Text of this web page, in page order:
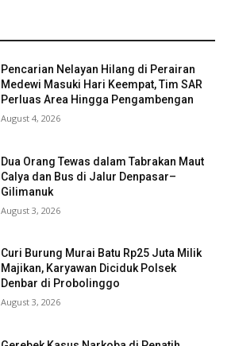
Pencarian Nelayan Hilang di Perairan
Medewi Masuki Hari Keempat, Tim SAR
Perluas Area Hingga Pengambengan
August 4, 2026
Dua Orang Tewas dalam Tabrakan Maut
Calya dan Bus di Jalur Denpasar–
Gilimanuk
August 3, 2026
Curi Burung Murai Batu Rp25 Juta Milik
Majikan, Karyawan Diciduk Polsek
Denbar di Probolinggo
August 3, 2026